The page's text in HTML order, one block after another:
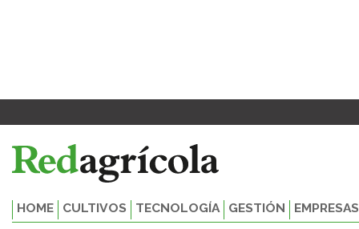
HOME CULTIVOS TECNOLOGÍA GESTIÓN EMPRESAS